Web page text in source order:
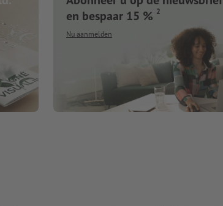
en bespaar 15 % 2
Nu aanmelden